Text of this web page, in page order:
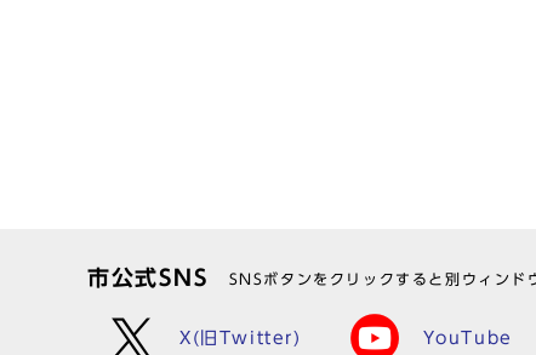
市公式SNS SNSボタンをクリックすると別ウィンド
X(旧Twitter) YouTube